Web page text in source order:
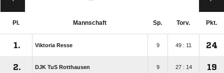
Pl. Mannschaft Sp. Torv. Pkt.
1. Viktoria Resse 9 49 : 11 24
2. DJK TuS Rotthausen 9 27 : 14 19